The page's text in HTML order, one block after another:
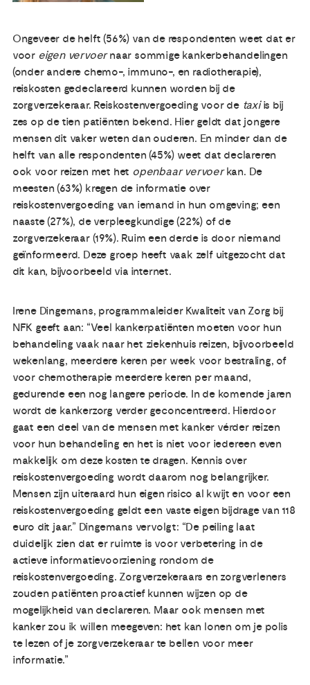
Ongeveer de helft (56%) van de respondenten weet dat er
voor eigen vervoernaar sommige kankerbehandelingen
(onder andere chemo-, immuno-, en radiotherapie),
reiskosten gedeclareerd kunnen worden bij de
zorgverzekeraar. Reiskostenvergoeding voor de taxiis bij
zes op de tien patiënten bekend. Hier geldt dat jongere
mensen dit vaker weten dan ouderen. En minder dan de
helft van alle respondenten (45%) weet dat declareren
ook voor reizen met het openbaar vervoerkan. De
meesten (63%) kregen de informatie over
reiskostenvergoeding van iemand in hun omgeving; een
naaste (27%), de verpleegkundige (22%) of de
zorgverzekeraar (19%). Ruim een derde is door niemand
geïnformeerd. Deze groep heeft vaak zelf uitgezocht dat
dit kan, bijvoorbeeld via internet.
Irene Dingemans, programmaleider Kwaliteit van Zorg bij
NFK geeft aan: “Veel kankerpatiënten moeten voor hun
behandeling vaak naar het ziekenhuis reizen, bijvoorbeeld
wekenlang, meerdere keren per week voor bestraling, of
voor chemotherapie meerdere keren per maand,
gedurende een nog langere periode. In de komende jaren
wordt de kankerzorg verder geconcentreerd. Hierdoor
gaat een deel van de mensen met kanker vérder reizen
voor hun behandeling en het is niet voor iedereen even
makkelijk om deze kosten te dragen. Kennis over
reiskostenvergoeding wordt daarom nog belangrijker.
Mensen zijn uiteraard hun eigen risico al kwijt en voor een
reiskostenvergoeding geldt een vaste eigen bijdrage van 118
euro dit jaar.” Dingemans vervolgt: “De peiling laat
duidelijk zien dat er ruimte is voor verbetering in de
actieve informatievoorziening rondom de
reiskostenvergoeding. Zorgverzekeraars en zorgverleners
zouden patiënten proactief kunnen wijzen op de
mogelijkheid van declareren. Maar ook mensen met
kanker zou ik willen meegeven: het kan lonen om je polis
te lezen of je zorgverzekeraar te bellen voor meer
informatie.”